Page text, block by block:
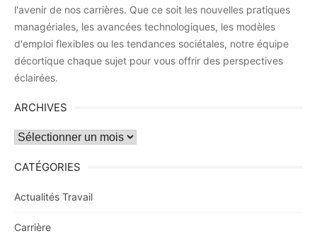
l'avenir de nos carrières. Que ce soit les nouvelles pratiques
managériales, les avancées technologiques, les modèles
d'emploi flexibles ou les tendances sociétales, notre équipe
décortique chaque sujet pour vous offrir des perspectives
éclairées.
ARCHIVES
Archives
CATÉGORIES
Actualités Travail
Carrière